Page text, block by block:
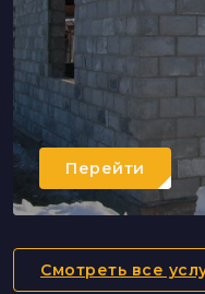
Перейти
Смотреть все